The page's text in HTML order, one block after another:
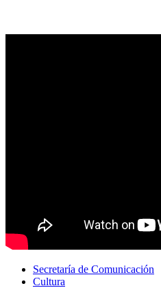
Secretaría de Comunicación
Cultura